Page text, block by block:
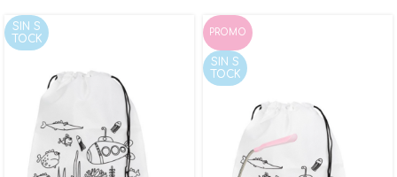
SIN S
TOCK
PROMO
SIN S
TOCK